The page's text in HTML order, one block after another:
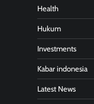
Health
Hukum
Investments
Kabar indonesia
Latest News